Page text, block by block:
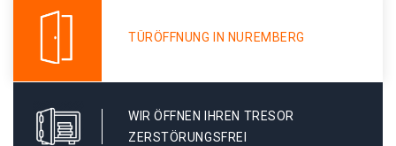
TÜRÖFFNUNG IN NUREMBERG
WIR ÖFFNEN IHREN TRESOR
ZERSTÖRUNGSFREI